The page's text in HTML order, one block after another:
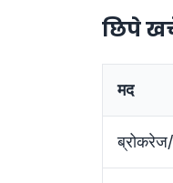
छिपे
मद